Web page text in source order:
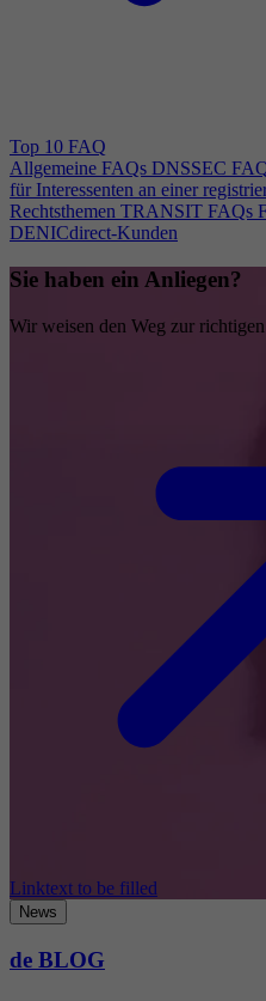
Top 10 FAQ
Allgemeine FAQs DNSSEC
für Interessenten an einer
Rechtsthemen TRANSIT FAQs
DENICdirect-Kunden
Sie haben ein Anliegen?
Wir weisen den Weg zur
Linktext to be filled
News
de BLOG